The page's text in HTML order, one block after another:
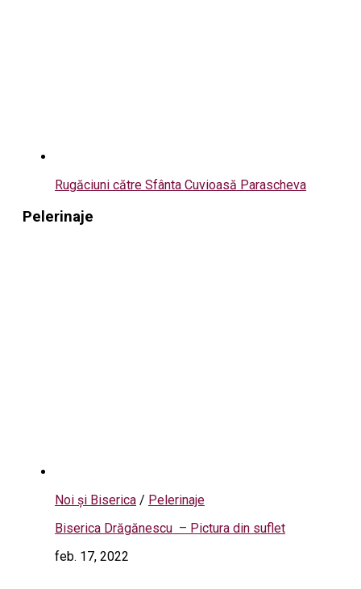
Rugăciuni către Sfânta Cuvioasă Parascheva
Pelerinaje
Noi și Biserica / Pelerinaje
Biserica Drăgănescu – Pictura din suflet
feb. 17, 2022